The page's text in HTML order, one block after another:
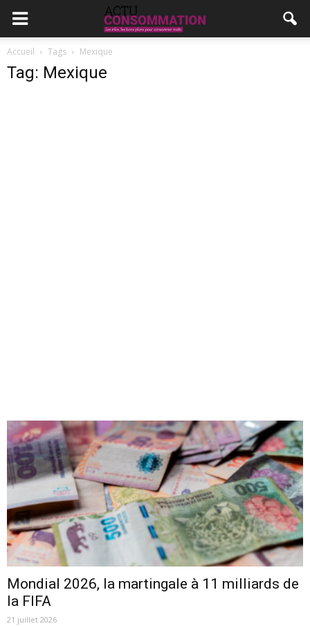
Accueil Tags Mexique
Tag: Mexique
Mondial 2026, la martingale à 11 milliards de
la FIFA
21 juillet 2026